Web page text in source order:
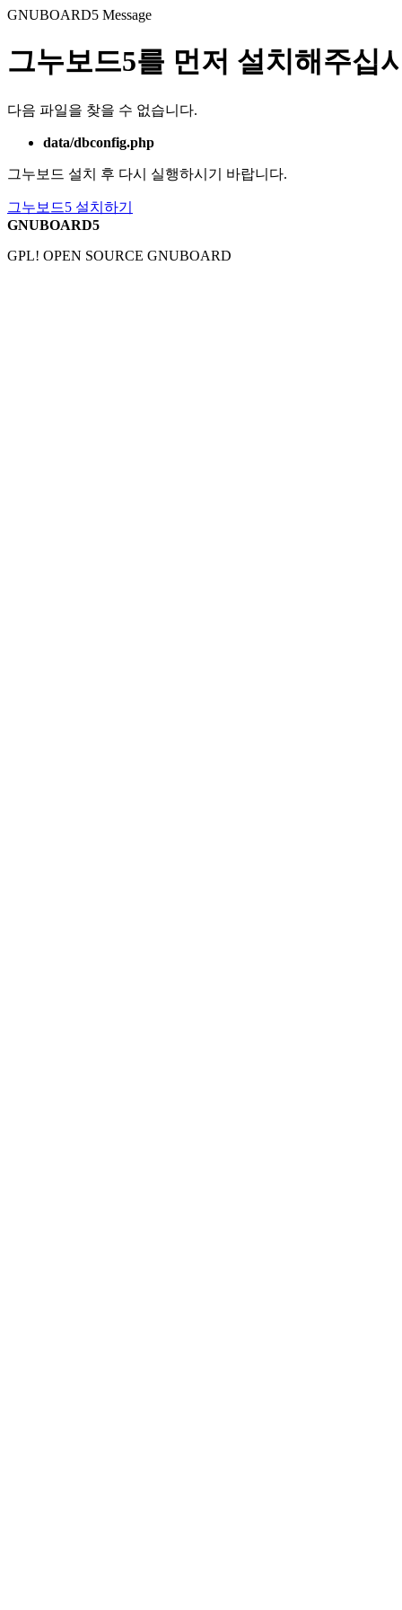
GNUBOARD5 Message
그누보드5를 먼저 설치해주십
다음 파일을 찾을 수 없습니다.
data/dbconfig.php
그누보드 설치 후 다시 실행하시기 바랍니다.
그누보드5 설치하기
GNUBOARD5
GPL! OPEN SOURCE GNUBOARD